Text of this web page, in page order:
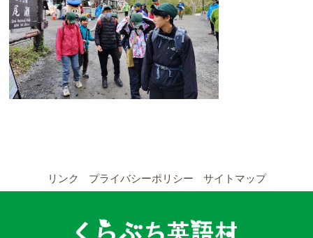
通年コース
週末コース
短期コース
週末コース
短期コース
リンク プライバシーポリシー サイトマップ